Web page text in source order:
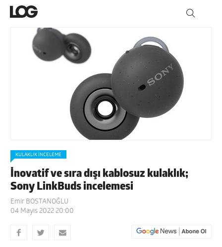
KULAKLIK İNCELEME
İnovatif ve sıra dışı kablosuz kulaklık;
Sony LinkBuds incelemesi
Emir BOSTANOĞLU
04 Mayıs 2022 20:00